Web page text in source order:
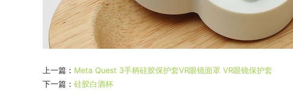
上一篇： Meta Quest 3手柄硅胶保护套VR眼镜面罩 VR眼镜保护套
下一篇： 硅胶白酒杯